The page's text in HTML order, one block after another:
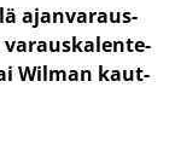
ajan­va­raus­
va­raus­ka­len­te­
Wilman kaut­